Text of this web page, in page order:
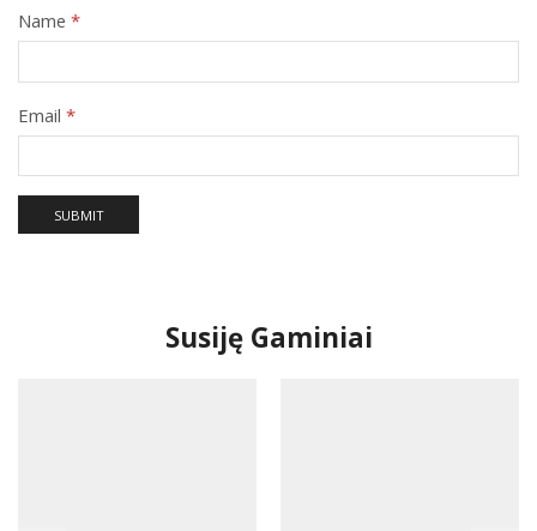
Name *
Email *
Susiję Gaminiai